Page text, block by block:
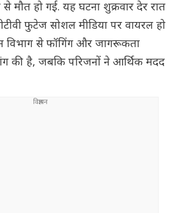
मौत हो गई. यह घटना शुक्रवार देर रात
फुटेज सोशल मीडिया पर वायरल हो
विभाग से फॉगिंग और जागरूकता
की है, जबकि परिजनों ने आर्थिक मदद